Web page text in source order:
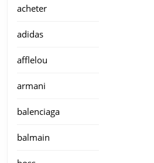
acheter
adidas
afflelou
armani
balenciaga
balmain